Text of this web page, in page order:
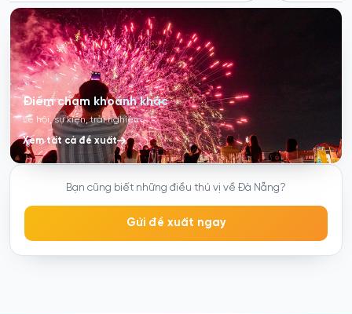
Điểm chạm khoảnh khắc
Lễ hội, sự kiện, trải nghiệm
Xem tất cả đề xuất
Bạn cũng biết những điều thú vị về Đà Nẵng?
Gửi đề xuất ngay